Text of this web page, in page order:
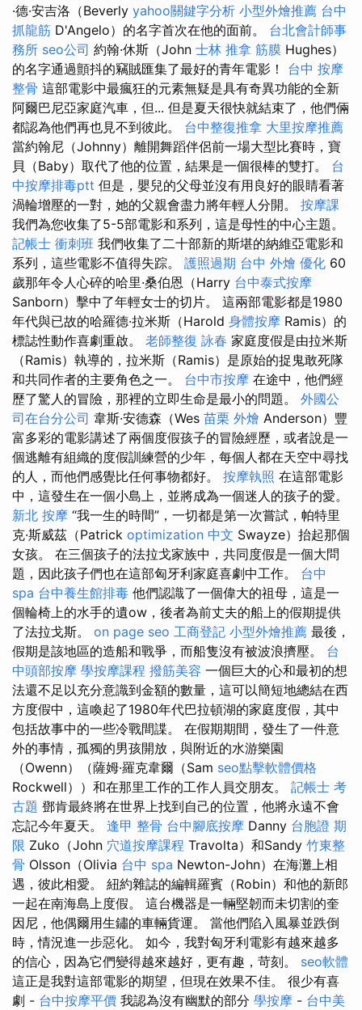
·德·安吉洛（Beverly yahoo關鍵字分析 小型外燴推薦 台中
抓龍筋 D'Angelo）的名字首次在他的面前。 台北會計師事
務所 seo公司 約翰·休斯（John 士林 推拿 筋膜 Hughes）
的名字通過顫抖的竊賊匯集了最好的青年電影！ 台中 按摩
整骨 這部電影中最瘋狂的元素無疑是具有奇異功能的全新
阿爾巴尼亞家庭汽車，但... 但是夏天很快就結束了，他們倆
都認為他們再也見不到彼此。 台中整復推拿 大里按摩推薦
當約翰尼（Johnny）離開舞蹈伴侶前一場大型比賽時，寶
貝（Baby）取代了他的位置，結果是一個很棒的雙打。 台
中按摩排毒ptt 但是，嬰兒的父母並沒有用良好的眼睛看著
渦輪增壓的一對，她的父親會盡力將年輕人分開。 按摩課
我們為您收集了5-5部電影和系列，這是母性的中心主題。
記帳士 衝刺班 我們收集了二十部新的斯堪的納維亞電影和
系列，這些電影不值得失踪。 護照過期 台中 外燴 優化 60
歲那年令人心碎的哈里·桑伯恩（Harry 台中泰式按摩
Sanborn）擊中了年輕女士的切片。 這兩部電影都是1980
年代與已故的哈羅德·拉米斯（Harold 身體按摩 Ramis）的
標誌性動作喜劇重啟。 老師整復 詠春 家庭度假是由拉米斯
（Ramis）執導的，拉米斯（Ramis）是原始的捉鬼敢死隊
和共同作者的主要角色之一。 台中市按摩 在途中，他們經
歷了驚人的冒險，那裡的立即生命是最小的問題。 外國公
司在台分公司 韋斯·安德森（Wes 苗栗 外燴 Anderson）豐
富多彩的電影講述了兩個度假孩子的冒險經歷，或者說是一
個逃離有組織的度假訓練營的少年，每個人都在天空中尋找
的人，而他們感覺比任何事物都好。 按摩執照 在這部電影
中，這發生在一個小島上，並將成為一個迷人的孩子的愛。
新北 按摩 “我一生的時間”，一切都是第一次嘗試，帕特里
克·斯威茲（Patrick optimization 中文 Swayze）抬起那個
女孩。 在三個孩子的法拉戈家族中，共同度假是一個大問
題，因此孩子們也在這部匈牙利家庭喜劇中工作。 台中
spa 台中養生館排毒 他們認識了一個偉大的祖母，這是一
個輪椅上的水手的遺ow，後者為前丈夫的船上的假期提供
了法拉戈斯。 on page seo 工商登記 小型外燴推薦 最後，
假期是該地區的造船和戰爭，而船隻沒有被波浪擠壓。 台
中頭部按摩 學按摩課程 撥筋美容 一個巨大的心和最初的想
法還不足以充分意識到金額的數量，這可以簡短地總結在西
方度假中，這喚起了1980年代巴拉頓湖的家庭度假，其中
包括故事中的一些冷戰間諜。 在假期期間，發生了一件意
外的事情，孤獨的男孩開放，與附近的水游樂園
（Owenn）（薩姆·羅克韋爾（Sam seo點擊軟體價格
Rockwell））和在那里工作的工作人員交朋友。 記帳士 考
古題 鄧肯最終將在世界上找到自己的位置，他將永遠不會
忘記今年夏天。 逢甲 整骨 台中腳底按摩 Danny 台胞證 期
限 Zuko（John 穴道按摩課程 Travolta）和Sandy 竹東整
骨 Olsson（Olivia 台中 spa Newton-John）在海灘上相
遇，彼此相愛。 紐約雜誌的編輯羅賓（Robin）和他的新郎
一起在南海島上度假。 這台機器是一輛堅韌而未切割的奎
因尼，他偶爾用生鏽的車輛貨運。 當他們陷入風暴並跌倒
時，情況進一步惡化。 如今，我對匈牙利電影有越來越多
的信心，因為它們變得越來越好，更有趣，苛刻。 seo軟體
這正是我對這部電影的期望，但現在效果不佳。 很少有喜
劇 - 台中按摩平價 我認為沒有幽默的部分 學按摩 - 台中美